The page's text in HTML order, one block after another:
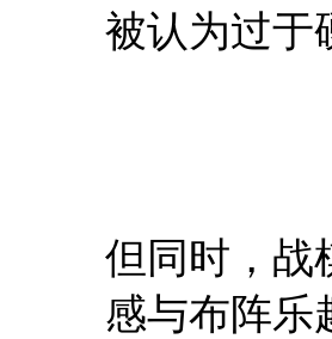
被认为过于
但同时，战
感与布阵乐